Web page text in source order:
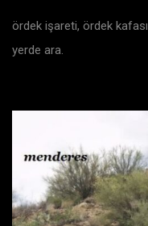
ördek işareti, ördek kafası
yerde ara.